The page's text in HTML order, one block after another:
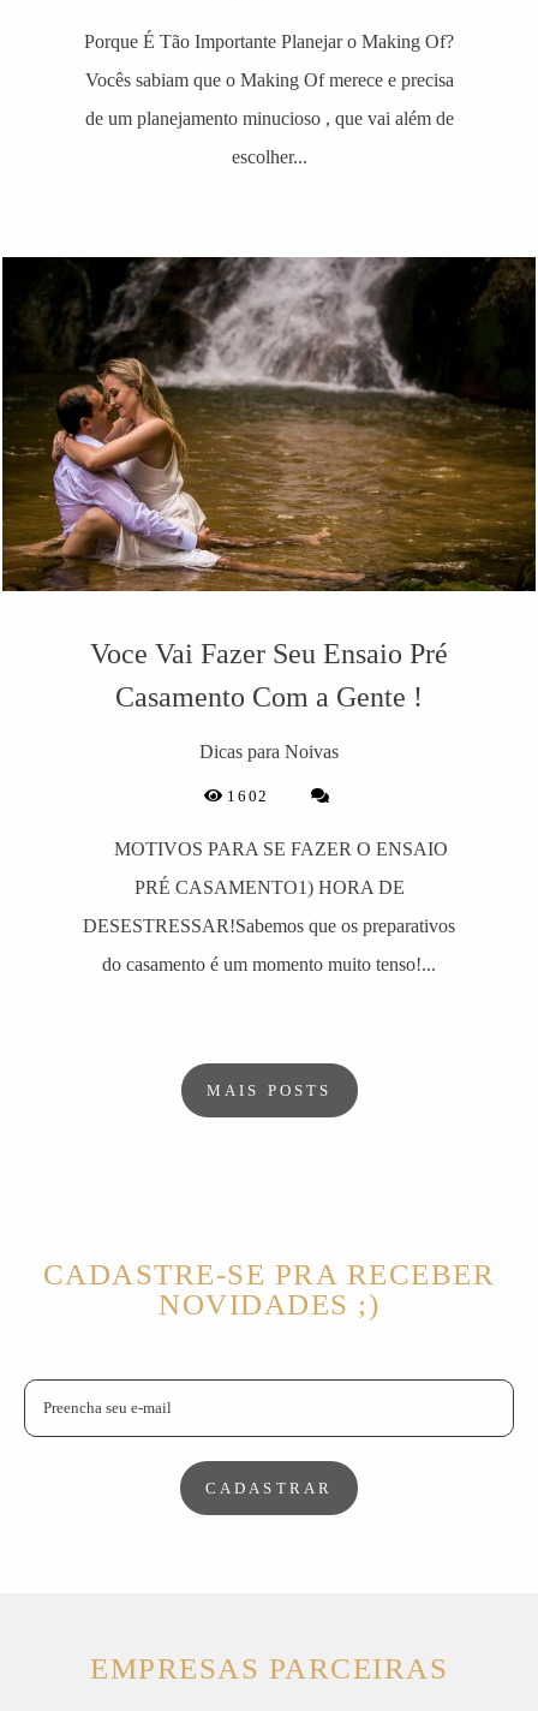
Porque É Tão Importante Planejar o Making Of?
Vocês sabiam que o Making Of merece e precisa
de um planejamento minucioso , que vai além de
escolher...
Voce Vai Fazer Seu Ensaio Pré
Casamento Com a Gente !
Dicas para Noivas
1602
MOTIVOS PARA SE FAZER O ENSAIO
PRÉ CASAMENTO1) HORA DE
DESESTRESSAR!Sabemos que os preparativos
do casamento é um momento muito tenso!...
MAIS POSTS
CADASTRE-SE PRA RECEBER
NOVIDADES ;)
CADASTRAR
EMPRESAS PARCEIRAS